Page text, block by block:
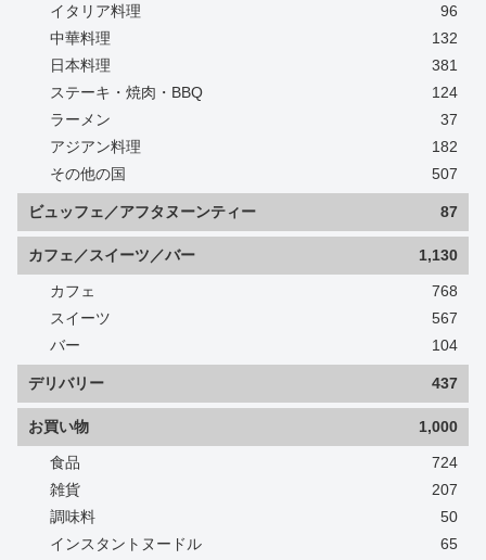
イタリア料理
96
中華料理
132
日本料理
381
ステーキ・焼肉・BBQ
124
ラーメン
37
アジアン料理
182
その他の国
507
ビュッフェ／アフタヌーンティー 87
カフェ／スイーツ／バー 1,130
カフェ
768
スイーツ
567
バー
104
デリバリー 437
お買い物 1,000
食品
724
雑貨
207
調味料
50
インスタントヌードル
65